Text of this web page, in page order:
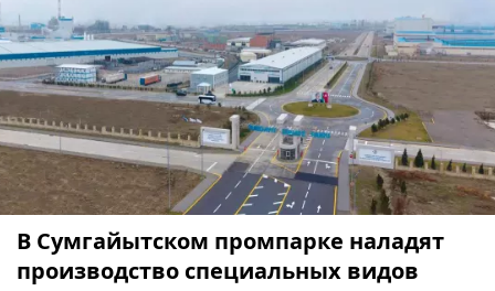
В Сумгайытском промпарке наладят
производство специальных видов